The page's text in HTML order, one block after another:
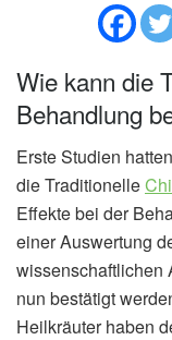
Wie kann die
Behandlung
Erste Studien
die Traditionelle
Effekte bei der
einer Auswertung
wissenschaftlichen
nun bestätigt
Heilkräuter haben